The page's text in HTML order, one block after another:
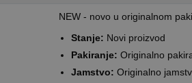
NEW - novo u originalnom
Stanje: Novi proizvod
Pakiranje: Originalno
Jamstvo: Originalno